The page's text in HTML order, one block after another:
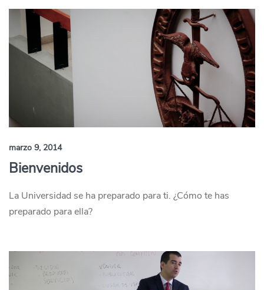
marzo 9, 2014
Bienvenidos
La Universidad se ha preparado para ti. ¿Cómo te has
preparado para ella?